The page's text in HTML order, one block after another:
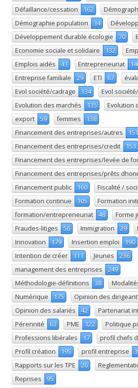
Défaillance/cessation
162
Démographie population
34
Développement durable écologie
70
Economie sociale et solidaire
132
Emplois aidés
41 Entrepreneuriat
Entreprise familiale
29 ETI 67
Evol société/cadrage
134 Evol
Evolution des marchés
135 Evolution
export
59 femmes
138
Financement des entreprises/autres
151
Financement des entreprises/credit
153
Financement des entreprises/levée de
Financement des entreprises/prêts
Financement public
160 Fiscalité /
Formation continue
105 Formation
formation/entrepreneuriat
48 Forme
Fraudes-litiges
56 Immigration 29
Innovation
179 Insertion emploi
190
Intention de créer
111 Jeunes
236
management des entreprises
249
Méthodologie-définitions
38
Numérique
175 Opinion des
Opinion des salariés
42 Partenariat
Pérennité
63 PME 122 Politique
Professions libérales
17 profil chefs
Profil création
195 profil entreprise
Rapports sur les TPE
26
Reprises
95